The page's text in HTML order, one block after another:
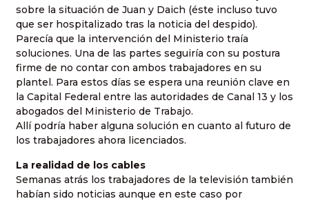
sobre la situación de Juan y Daich (éste incluso tuvo
que ser hospitalizado tras la noticia del despido).
Parecía que la intervención del Ministerio traía
soluciones. Una de las partes seguiría con su postura
firme de no contar con ambos trabajadores en su
plantel. Para estos días se espera una reunión clave en
la Capital Federal entre las autoridades de Canal 13 y los
abogados del Ministerio de Trabajo.
Allí podría haber alguna solución en cuanto al futuro de
los trabajadores ahora licenciados.
La realidad de los cables
Semanas atrás los trabajadores de la televisión también
habían sido noticias aunque en este caso por